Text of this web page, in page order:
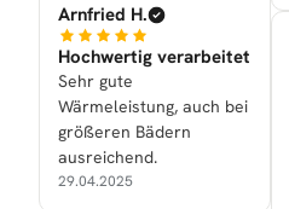
Arnfried H.
Hochwertig verarbeitet
Sehr gute
Wärmeleistung, auch bei
größeren Bädern
ausreichend.
29.04.2025